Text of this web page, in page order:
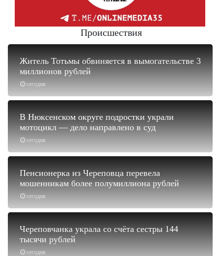
Происшествия
сегодня
Житель Тотьмы обвиняется в вымогательстве 3
миллионов рублей
сегодня
В Нюксенском округе подростки украли
мотоцикл — дело направлено в суд
сегодня
Пенсионерка из Череповца перевела
мошенникам более полумиллиона рублей
сегодня
Череповчанка украла со счёта сестры 144
тысячи рублей